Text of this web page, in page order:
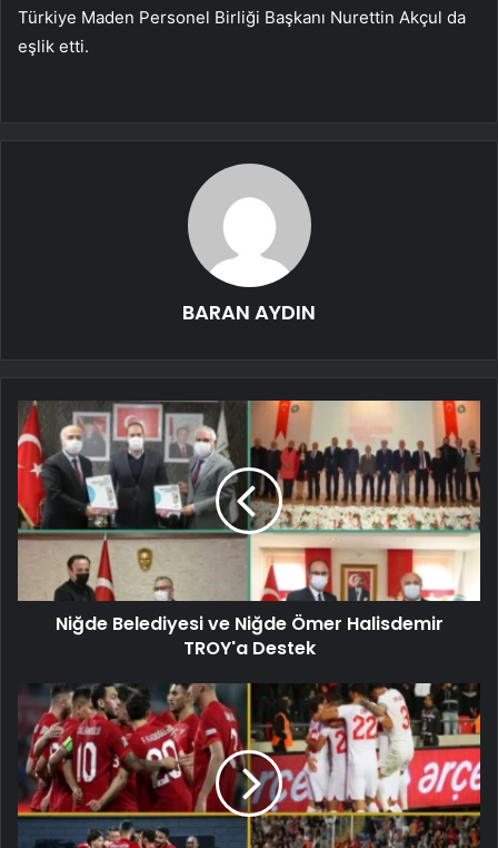
Türkiye Maden Personel Birliği Başkanı Nurettin Akçul da
eşlik etti.
BARAN AYDIN
Niğde Belediyesi ve Niğde Ömer Halisdemir
TROY'a Destek